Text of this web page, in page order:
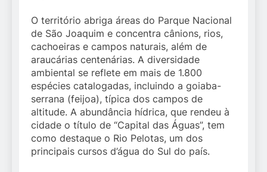
O território abriga áreas do Parque Nacional
de São Joaquim e concentra cânions, rios,
cachoeiras e campos naturais, além de
araucárias centenárias. A diversidade
ambiental se reflete em mais de 1.800
espécies catalogadas, incluindo a goiaba-
serrana (feijoa), típica dos campos de
altitude. A abundância hídrica, que rendeu à
cidade o título de “Capital das Águas”, tem
como destaque o Rio Pelotas, um dos
principais cursos d’água do Sul do país.